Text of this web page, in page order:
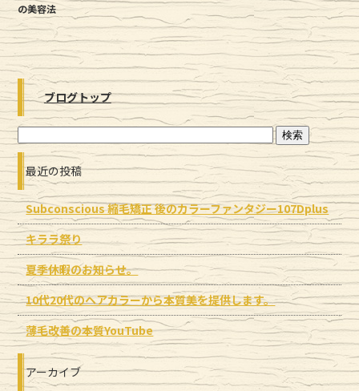
の美容法
ブログトップ
最近の投稿
Subconscious 縮毛矯正 後のカラーファンタジー107Dplus
キララ祭り
夏季休暇のお知らせ。
10代20代のヘアカラーから本質美を提供します。
薄毛改善の本質YouTube
アーカイブ